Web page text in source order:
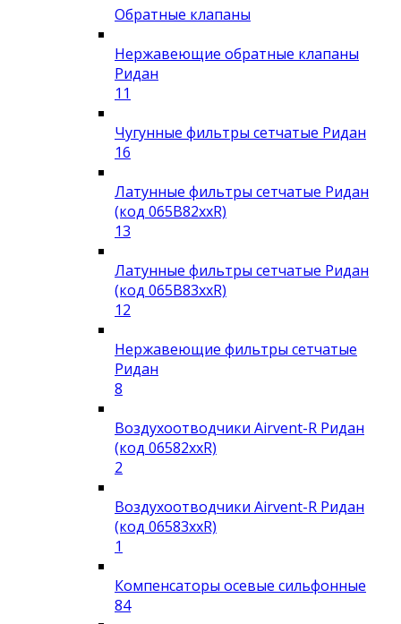
Обратные клапаны
Нержавеющие обратные клапаны
Ридан
11
Чугунные фильтры сетчатые Ридан
16
Латунные фильтры сетчатые Ридан
(код 065B82xxR)
13
Латунные фильтры сетчатые Ридан
(код 065B83xxR)
12
Нержавеющие фильтры сетчатые
Ридан
8
Воздухоотводчики Airvent-R Ридан
(код 06582xxR)
2
Воздухоотводчики Airvent-R Ридан
(код 06583xxR)
1
Компенсаторы осевые сильфонные
84